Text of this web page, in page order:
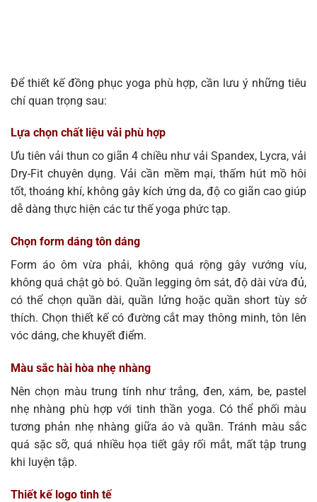
Để thiết kế đồng phục yoga phù hợp, cần lưu ý những tiêu
chí quan trọng sau:
Lựa chọn chất liệu vải phù hợp
Ưu tiên vải thun co giãn 4 chiều như vải Spandex, Lycra, vải
Dry-Fit chuyên dụng. Vải cần mềm mại, thấm hút mồ hôi
tốt, thoáng khí, không gây kích ứng da, độ co giãn cao giúp
dễ dàng thực hiện các tư thế yoga phức tạp.
Chọn form dáng tôn dáng
Form áo ôm vừa phải, không quá rộng gây vướng víu,
không quá chật gò bó. Quần legging ôm sát, độ dài vừa đủ,
có thể chọn quần dài, quần lửng hoặc quần short tùy sở
thích. Chọn thiết kế có đường cắt may thông minh, tôn lên
vóc dáng, che khuyết điểm.
Màu sắc hài hòa nhẹ nhàng
Nên chọn màu trung tính như trắng, đen, xám, be, pastel
nhẹ nhàng phù hợp với tinh thần yoga. Có thể phối màu
tương phản nhẹ nhàng giữa áo và quần. Tránh màu sắc
quá sặc sỡ, quá nhiều họa tiết gây rối mắt, mất tập trung
khi luyện tập.
Thiết kế logo tinh tế